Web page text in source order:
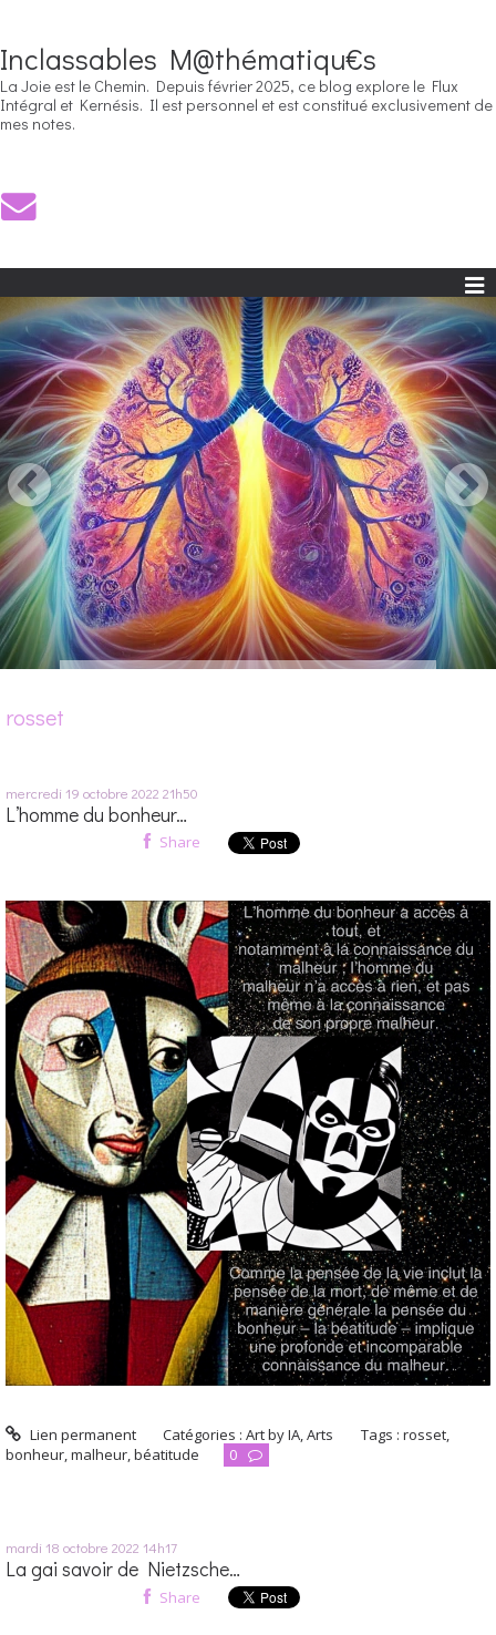
Inclassables M@thématiqu€s
La Joie est le Chemin. Depuis février 2025, ce blog explore le Flux
Intégral et Kernésis. Il est personnel et est constitué exclusivement de
mes notes.
rosset
mercredi 19 octobre 2022 21h50
L’homme du bonheur…
Share
Lien permanent Catégories :Art by IA,Arts Tags :rosset,
bonheur,malheur,béatitude 0
mardi 18 octobre 2022 14h17
La gai savoir de Nietzsche…
Share